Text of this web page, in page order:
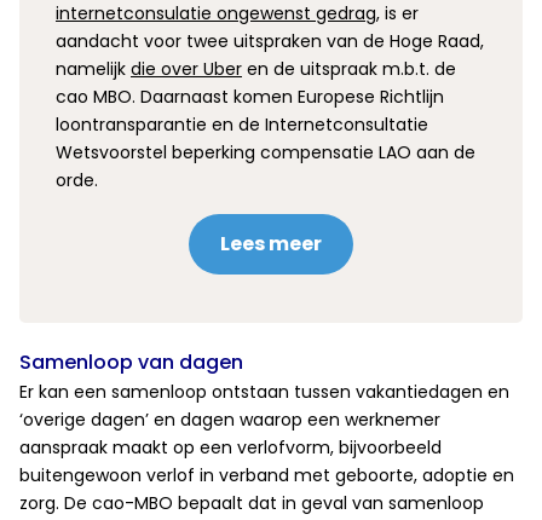
internetconsulatie ongewenst gedrag, is er
aandacht voor twee uitspraken van de Hoge Raad,
namelijk die over Uber en de uitspraak m.b.t. de
cao MBO. Daarnaast komen Europese Richtlijn
loontransparantie en de Internetconsultatie
Wetsvoorstel beperking compensatie LAO aan de
orde.
Lees meer
Samenloop van dagen
Er kan een samenloop ontstaan tussen vakantiedagen en
‘overige dagen’ en dagen waarop een werknemer
aanspraak maakt op een verlofvorm, bijvoorbeeld
buitengewoon verlof in verband met geboorte, adoptie en
zorg. De cao-MBO bepaalt dat in geval van samenloop